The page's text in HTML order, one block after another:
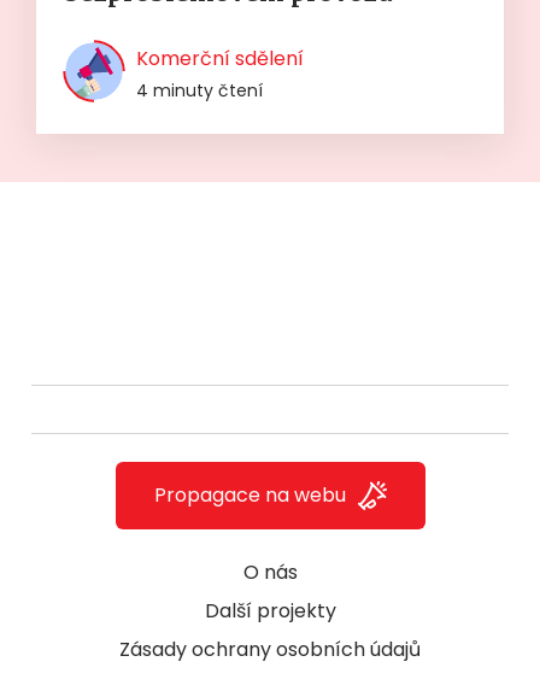
Komerční sdělení
4 minuty čtení
O nás
Další projekty
Zásady ochrany osobních údajů
Propagace na webu